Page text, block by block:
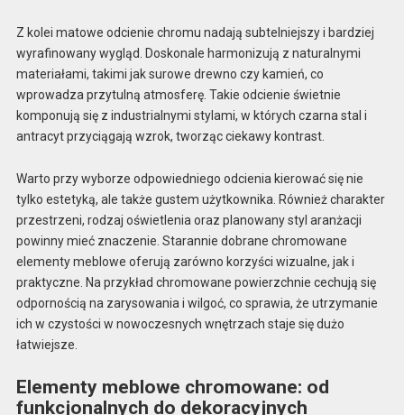
Z kolei matowe odcienie chromu nadają subtelniejszy i bardziej
wyrafinowany wygląd. Doskonale harmonizują z naturalnymi
materiałami, takimi jak surowe drewno czy kamień, co
wprowadza przytulną atmosferę. Takie odcienie świetnie
komponują się z industrialnymi stylami, w których czarna stal i
antracyt przyciągają wzrok, tworząc ciekawy kontrast.
Warto przy wyborze odpowiedniego odcienia kierować się nie
tylko estetyką, ale także gustem użytkownika. Również charakter
przestrzeni, rodzaj oświetlenia oraz planowany styl aranżacji
powinny mieć znaczenie. Starannie dobrane chromowane
elementy meblowe oferują zarówno korzyści wizualne, jak i
praktyczne. Na przykład chromowane powierzchnie cechują się
odpornością na zarysowania i wilgoć, co sprawia, że utrzymanie
ich w czystości w nowoczesnych wnętrzach staje się dużo
łatwiejsze.
Elementy meblowe chromowane: od
funkcjonalnych do dekoracyjnych